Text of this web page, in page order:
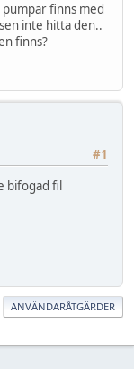
pumpar finns med
inte hitta den..
finns?
#1
bifogad fil
ANVÄNDARÅTGÄRDER